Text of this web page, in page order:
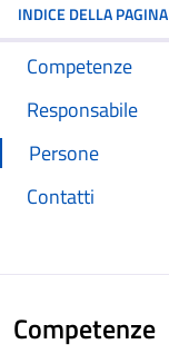
INDICE DELLA PAGINA
Competenze
Responsabile
Persone
Contatti
Competenze